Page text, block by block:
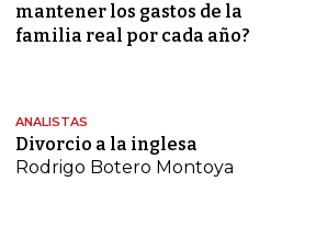
mantener los gastos de la
familia real por cada año?
ANALISTAS
Divorcio a la inglesa
Rodrigo Botero Montoya